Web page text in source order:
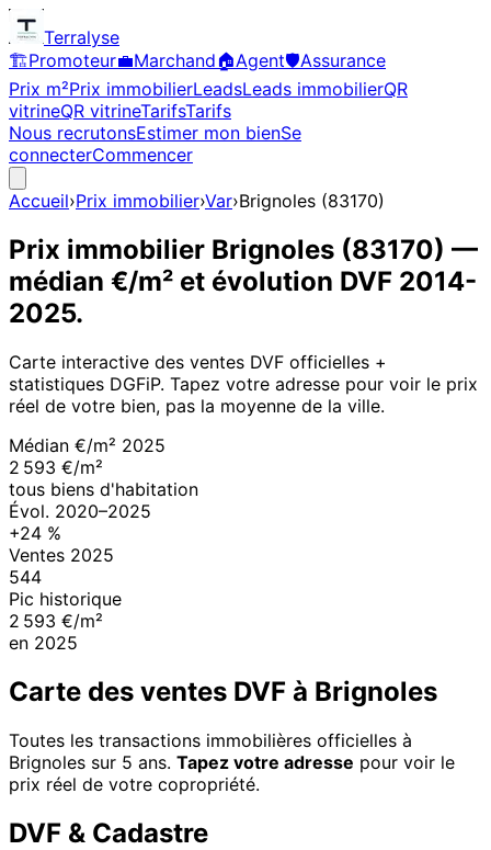
Terralyse
🏗️Promoteur💼Marchand🏠Agent🛡️Assurance
Prix m²Prix immobilierLeadsLeads immobilierQR
vitrineQR vitrineTarifsTarifs
Nous recrutonsEstimer mon bienSe
connecterCommencer
Accueil›Prix immobilier›Var›Brignoles (83170)
Prix immobilier Brignoles (83170) —
médian €/m² et évolution DVF 2014-
2025.
Carte interactive des ventes DVF officielles +
statistiques DGFiP. Tapez votre adresse pour voir le prix
réel de votre bien, pas la moyenne de la ville.
Médian €/m² 2025
2 593 €/m²
tous biens d'habitation
Évol. 2020–2025
+24 %
Ventes 2025
544
Pic historique
2 593 €/m²
en 2025
Carte des ventes DVF à Brignoles
Toutes les transactions immobilières officielles à
Brignoles sur 5 ans. Tapez votre adresse pour voir le
prix réel de votre copropriété.
DVF & Cadastre